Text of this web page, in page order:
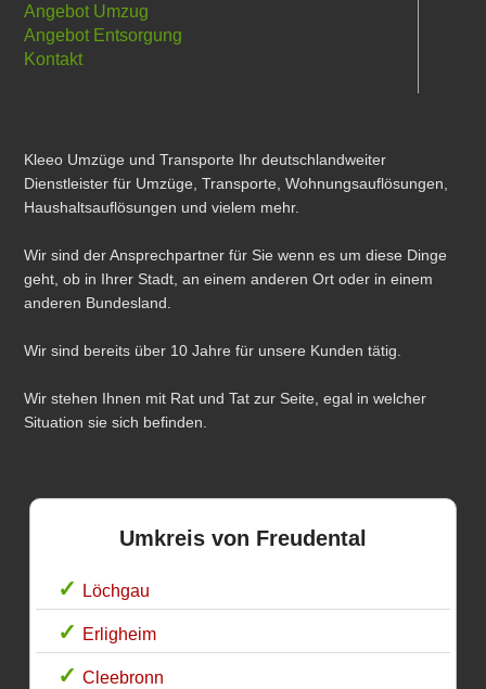
Angebot Umzug
Angebot Entsorgung
Kontakt
Kleeo Umzüge und Transporte Ihr deutschlandweiter
Dienstleister für Umzüge, Transporte, Wohnungsauflösungen,
Haushaltsauflösungen und vielem mehr.
Wir sind der Ansprechpartner für Sie wenn es um diese Dinge
geht, ob in Ihrer Stadt, an einem anderen Ort oder in einem
anderen Bundesland.
Wir sind bereits über 10 Jahre für unsere Kunden tätig.
Wir stehen Ihnen mit Rat und Tat zur Seite, egal in welcher
Situation sie sich befinden.
Umkreis von Freudental
Löchgau
Erligheim
Cleebronn